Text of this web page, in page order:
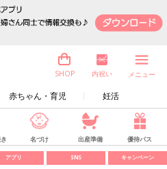
赤ちゃん・育児 妊活
SHOP 内祝い メニュー
名づけ 出産準備 優待パス
アプリ SNS キャンペーン